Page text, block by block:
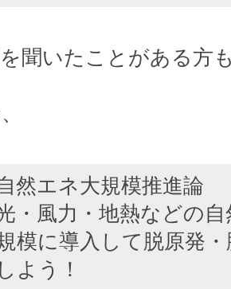
聞いたことがある方
然エネ大規模推進論
・風力・地熱などの
模に導入して脱原発
よう！